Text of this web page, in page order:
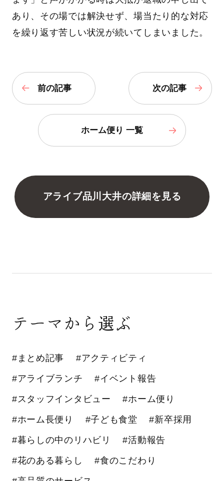
あり、その場では解決せず、場当たり的な対応
を繰り返す苦しい状況が続いてしまいました。
前の記事 次の記事
ホーム便り 一覧
アライブ品川大井の詳細を見る
テーマから選ぶ
#まとめ記事 #アクティビティ
#アライブランチ #イベント報告
#スタッフインタビュー #ホーム便り
#ホーム長便り #子ども食堂 #新卒採用
#暮らしの中のリハビリ #活動報告
#花のある暮らし #食のこだわり